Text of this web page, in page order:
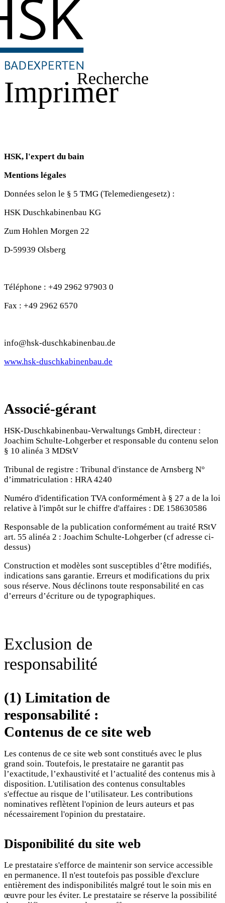
Recherche
Imprimer
HSK, l'expert du bain
Mentions légales
Données selon le § 5 TMG (Telemediengesetz) :
HSK Duschkabinenbau KG
Zum Hohlen Morgen 22
D-59939 Olsberg
Téléphone : +49 2962 97903 0
Fax : +49 2962 6570
info@hsk-duschkabinenbau.de
www.hsk-duschkabinenbau.de
Associé-gérant
HSK-Duschkabinenbau-Verwaltungs GmbH, directeur :
Joachim Schulte-Lohgerber et responsable du contenu selon
§ 10 alinéa 3 MDStV
Tribunal de registre : Tribunal d'instance de Arnsberg N°
d’immatriculation : HRA 4240
Numéro d'identification TVA conformément à § 27 a de la loi
relative à l'impôt sur le chiffre d'affaires : DE 158630586
Responsable de la publication conformément au traité RStV
art. 55 alinéa 2 : Joachim Schulte-Lohgerber (cf adresse ci-
dessus)
Construction et modèles sont susceptibles d’être modifiés,
indications sans garantie. Erreurs et modifications du prix
sous réserve. Nous déclinons toute responsabilité en cas
d’erreurs d’écriture ou de typographiques.
Exclusion de
responsabilité
(1) Limitation de
responsabilité :
Contenus de ce site web
Les contenus de ce site web sont constitués avec le plus
grand soin. Toutefois, le prestataire ne garantit pas
l’exactitude, l’exhaustivité et l’actualité des contenus mis à
disposition. L'utilisation des contenus consultables
s'effectue au risque de l’utilisateur. Les contributions
nominatives reflètent l'opinion de leurs auteurs et pas
nécessairement l'opinion du prestataire.
Disponibilité du site web
Le prestataire s'efforce de maintenir son service accessible
en permanence. Il n'est toutefois pas possible d'exclure
entièrement des indisponibilités malgré tout le soin mis en
œuvre pour les éviter. Le prestataire se réserve la possibilité